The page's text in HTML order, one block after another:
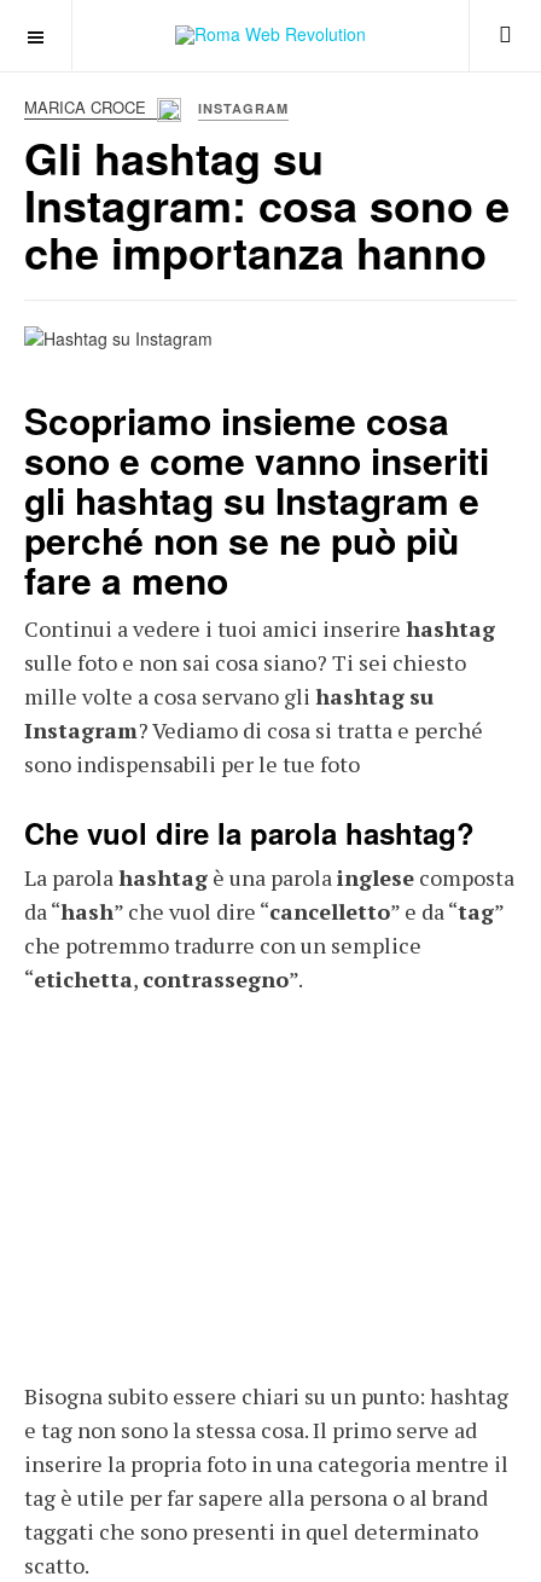
MARICA CROCE INSTAGRAM
Gli hashtag su
Instagram: cosa sono e
che importanza hanno
Scopriamo insieme cosa
sono e come vanno inseriti
gli hashtag su Instagram e
perché non se ne può più
fare a meno
Continui a vedere i tuoi amici inserire hashtag
sulle foto e non sai cosa siano? Ti sei chiesto
mille volte a cosa servano gli hashtag su
Instagram? Vediamo di cosa si tratta e perché
sono indispensabili per le tue foto
Che vuol dire la parola hashtag?
La parola hashtag è una parola inglese composta
da “hash” che vuol dire “cancelletto” e da “tag”
che potremmo tradurre con un semplice
“etichetta, contrassegno”.
Bisogna subito essere chiari su un punto: hashtag
e tag non sono la stessa cosa. Il primo serve ad
inserire la propria foto in una categoria mentre il
tag è utile per far sapere alla persona o al brand
taggati che sono presenti in quel determinato
scatto.